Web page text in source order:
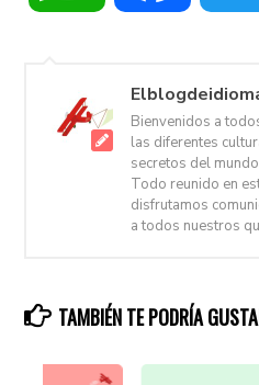
Bienvenidos a
las diferentes
secretos del
Todo reunido en
disfrutamos
a todos nuestros
TAMBIÉN TE PODRÍA